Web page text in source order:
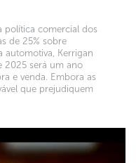
política comercial dos
de 25% sobre
automotiva, Kerrigan
2025 será um ano
e venda. Embora as
que prejudiquem